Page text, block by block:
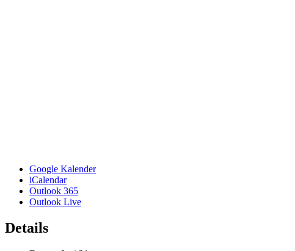
Google Kalender
iCalendar
Outlook 365
Outlook Live
Details